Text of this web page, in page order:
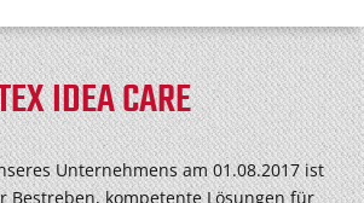
IDEA CARE
Unternehmens am 01.08.2017 ist
Bestreben, kompetente Lösungen für